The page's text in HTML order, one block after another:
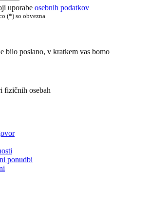
uporabe osebnih podatkov
(*) so obvezna
bilo poslano, v kratkem vas bomo
fizičnih osebah
ponudbi